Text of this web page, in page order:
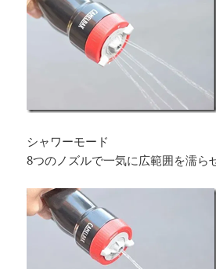
シャワーモード
8つのノズルで一気に広範囲を濡ら